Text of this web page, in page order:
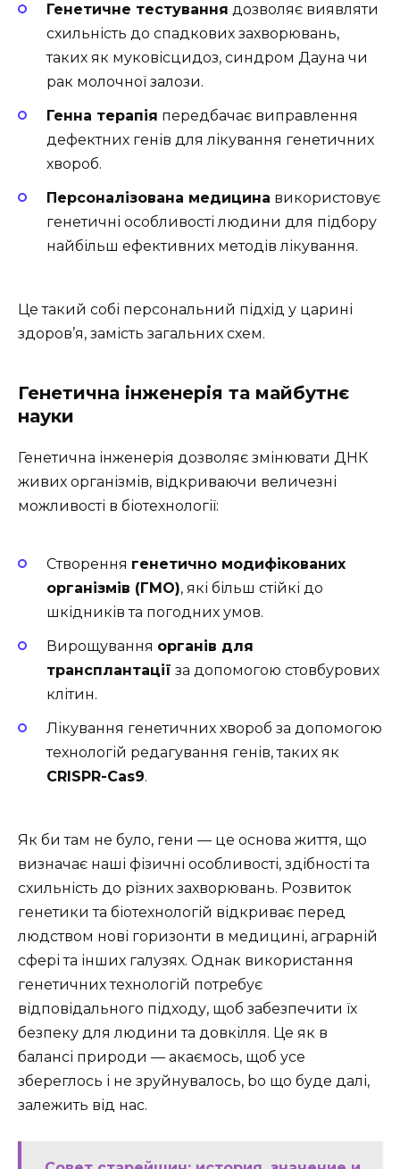
Генетичне тестування дозволяє виявляти
схильність до спадкових захворювань,
таких як муковісцидоз, синдром Дауна чи
рак молочної залози.
Генна терапія передбачає виправлення
дефектних генів для лікування генетичних
хвороб.
Персоналізована медицина використовує
генетичні особливості людини для підбору
найбільш ефективних методів лікування.
Це такий собі персональний підхід у царині
здоров’я, замість загальних схем.
Генетична інженерія та майбутнє
науки
Генетична інженерія дозволяє змінювати ДНК
живих організмів, відкриваючи величезні
можливості в біотехнології:
Створення генетично модифікованих
організмів (ГМО), які більш стійкі до
шкідників та погодних умов.
Вирощування органів для
трансплантації за допомогою стовбурових
клітин.
Лікування генетичних хвороб за допомогою
технологій редагування генів, таких як
CRISPR-Cas9.
Як би там не було, гени — це основа життя, що
визначає наші фізичні особливості, здібності та
схильність до різних захворювань. Розвиток
генетики та біотехнологій відкриває перед
людством нові горизонти в медицині, аграрній
сфері та інших галузях. Однак використання
генетичних технологій потребує
відповідального підходу, щоб забезпечити їх
безпеку для людини та довкілля. Це як в
балансі природи — акаємось, щоб усе
збереглось і не зруйнувалось, bo що буде далі,
залежить від нас.